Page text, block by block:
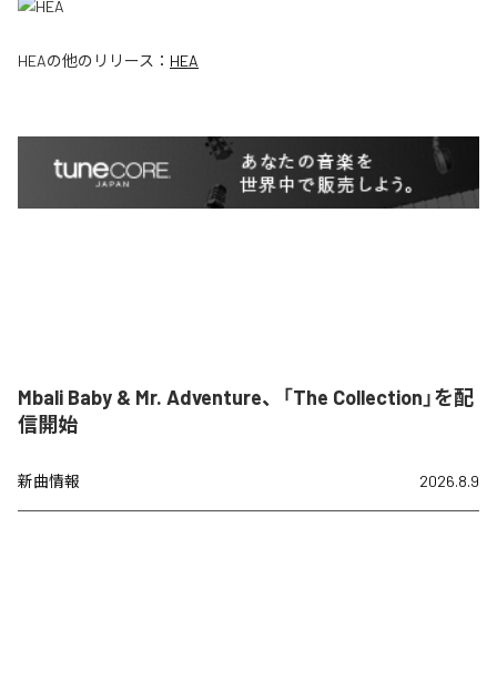
HEAの他のリリース： HEA
Mbali Baby & Mr. Adventure、「The Collection」を配
信開始
新曲情報 2026.8.9